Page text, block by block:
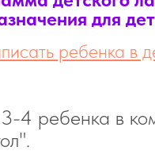
для
ребенка в
4 ребенка в